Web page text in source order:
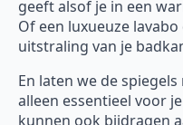
geeft alsof je in een
Of een luxueuze
uitstraling van je
En laten we de
alleen essentieel voor
kunnen ook bijdragen